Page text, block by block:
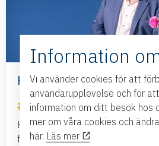
Har Sverige råd att
Nyheter
Hur säkerställer vi att företag i
fortsätta växa och konkurrera
Information
Vi använder cookies för att
användarupplevelse och för
information om ditt besök hos
mer om våra cookies och
här. Läs mer